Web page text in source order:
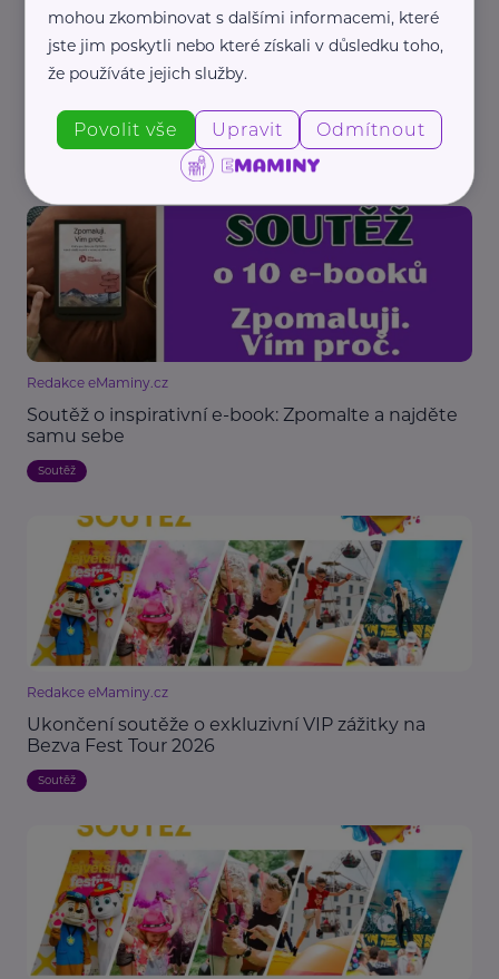
Redakce eMaminy.cz
Ukončení soutěže o inspirativní e-book
„Zpomaluji. Vím proč.“
Redakce eMaminy.cz
Soutěž o inspirativní e-book: Zpomalte a najděte
samu sebe
Soutěž
Redakce eMaminy.cz
Ukončení soutěže o exkluzivní VIP zážitky na
Bezva Fest Tour 2026
Soutěž
mohou zkombinovat s dalšími informacemi, které
jste jim poskytli nebo které získali v důsledku toho,
že používáte jejich služby.
Povolit vše Upravit Odmítnout